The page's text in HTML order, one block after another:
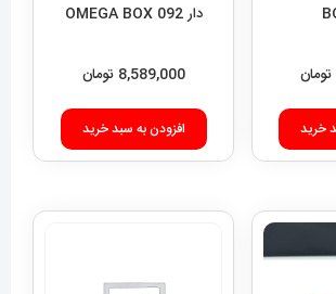
تومان
خرید
دار OMEGA BOX 092
8,589,000 تومان
افزودن به سبد خرید